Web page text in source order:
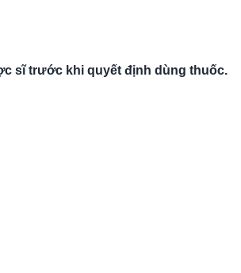
sĩ trước khi quyết định dùng thuốc.